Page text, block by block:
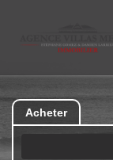
Acheter